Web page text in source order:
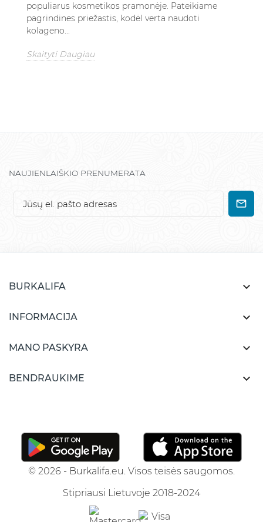
populiarus kosmetikos pramonėje. Pateikiame
pagrindines priežastis, kodėl verta naudoti
kolageno...
Skaityti Daugiau
NAUJIENLAIŠKIO PRENUMERATA
BURKALIFA 
INFORMACIJA 
MANO PASKYRA 
BENDRAUKIME 
© 2026 - Burkalifa.eu. Visos teisės saugomos.
Stipriausi Lietuvoje 2018-2024